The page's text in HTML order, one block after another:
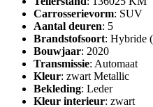
Carrosserievorm: SUV
Aantal deuren: 5
Brandstofsoort: Hybride
Bouwjaar: 2020
Transmissie: Automaat
Kleur: zwart Metallic
Bekleding: Leder
Kleur interieur: zwart